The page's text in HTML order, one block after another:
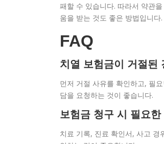
패할 수 있습니다. 따라서 약관
움을 받는 것도 좋은 방법입니다.
FAQ
치열 보험금이 거절된
먼저 거절 사유를 확인하고, 필
담을 요청하는 것이 좋습니다.
보험금 청구 시 필요
치료 기록, 진료 확인서, 사고